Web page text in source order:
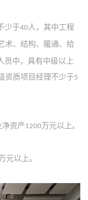
少于40 人，其中工程
术、结构、暖通、给
员中，具有中级以上
资质项目经理不少于5
净资产1200万元以上。
元以上。